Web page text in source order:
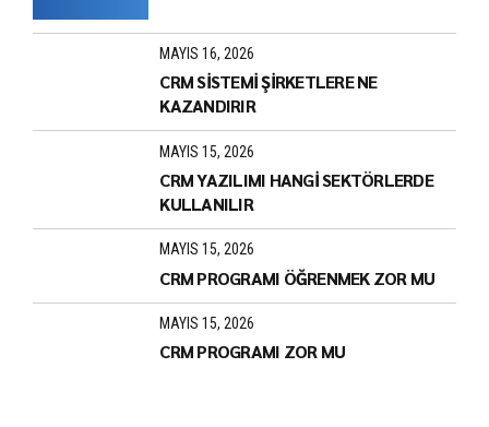
MAYIS 16, 2026
CRM SİSTEMİ ŞİRKETLERE NE
KAZANDIRIR
MAYIS 15, 2026
CRM YAZILIMI HANGİ SEKTÖRLERDE
KULLANILIR
MAYIS 15, 2026
CRM PROGRAMI ÖĞRENMEK ZOR MU
MAYIS 15, 2026
CRM PROGRAMI ZOR MU